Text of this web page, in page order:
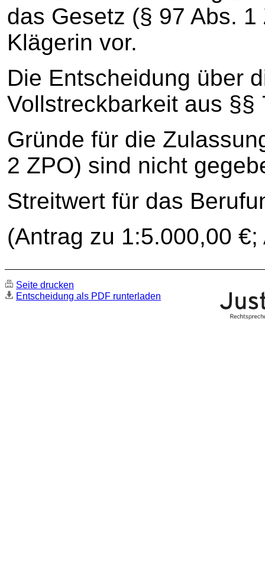
das Gesetz (§ 97 Abs.
Klägerin vor.
Die Entscheidung über
Vollstreckbarkeit aus §§
Gründe für die
2 ZPO) sind nicht
Streitwert für das
(Antrag zu 1:5.000,00
Seite drucken
Entscheidung als PDF runterladen